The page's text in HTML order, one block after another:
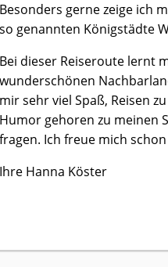
Besonders gerne zeige ich
so genannten Königstädte
Bei dieser Reiseroute lernt
wunderschönen
mir sehr viel Spaß, Reisen
Humor gehoren zu meinen
fragen. Ich freue mich
Ihre Hanna Köster